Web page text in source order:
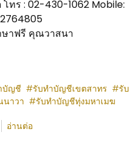
ทร : 02-430-1062 Mobile:
าฟรี คุณวาสนา
บัญชี รับทำบัญชีเขตสาทร
รับ
าวา รับทำบัญชีทุ่งมหาเมฆ
อ่านต่อ